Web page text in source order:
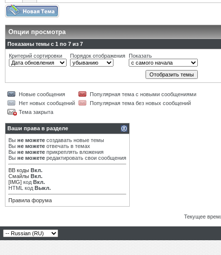
Опции просмотра
Показаны темы с 1 по 7 из 7
Критерий сортировки
Порядок отображения Показать
Новые сообщения
Популярная тема с новыми сообщениями
Нет новых сообщений
Популярная тема без новых сообщений
Тема закрыта
Ваши права в разделе
Вы не можете создавать новые темы
Вы не можете отвечать в темах
Вы не можете прикреплять вложения
Вы не можете редактировать свои сообщения
BB коды Вкл.
Смайлы Вкл.
[IMG] код Вкл.
HTML код Выкл.
Правила форума
Текущее